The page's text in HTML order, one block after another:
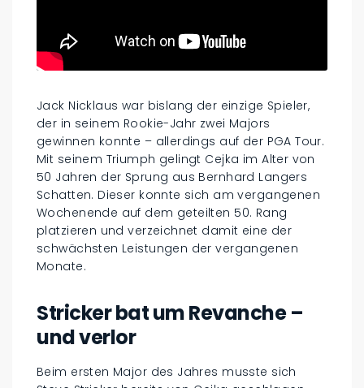
Jack Nicklaus war bislang der einzige Spieler,
der in seinem Rookie-Jahr zwei Majors
gewinnen konnte – allerdings auf der PGA Tour.
Mit seinem Triumph gelingt Cejka im Alter von
50 Jahren der Sprung aus Bernhard Langers
Schatten. Dieser konnte sich am vergangenen
Wochenende auf dem geteilten 50. Rang
platzieren und verzeichnet damit eine der
schwächsten Leistungen der vergangenen
Monate.
Stricker bat um Revanche –
und verlor
Beim ersten Major des Jahres musste sich